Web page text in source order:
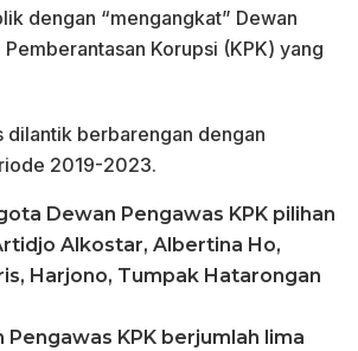
dengan “mengangkat” Dewan
Korupsi (KPK) yang
dilantik berbarengan dengan
2019-2023.
Dewan Pengawas KPK pilihan
Alkostar, Albertina Ho,
Harjono, Tumpak Hatarongan
KPK berjumlah lima